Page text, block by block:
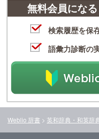
無料会員にな
検索履歴を保
語彙力診断の
Weblio 辞書 > 英和辞典・和英辞